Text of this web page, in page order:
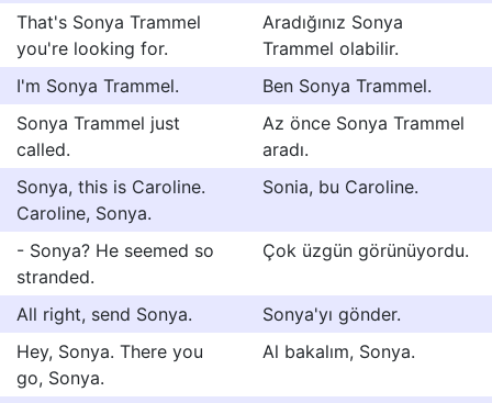
That's Sonya Trammel
you're looking for.
Aradığınız Sonya
Trammel olabilir.
I'm Sonya Trammel.
Ben Sonya Trammel.
Sonya Trammel just
called.
Az önce Sonya Trammel
aradı.
Sonya, this is Caroline.
Caroline, Sonya.
Sonia, bu Caroline.
- Sonya? He seemed so
stranded.
Çok üzgün görünüyordu.
All right, send Sonya.
Sonya'yı gönder.
Hey, Sonya. There you
go, Sonya.
Al bakalım, Sonya.